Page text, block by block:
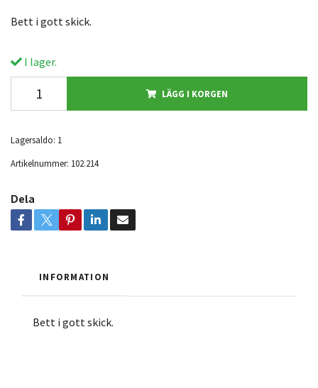
Bett i gott skick.
I lager.
LÄGG I KORGEN
Lagersaldo: 1
Artikelnummer: 102.214
Dela
INFORMATION
Bett i gott skick.